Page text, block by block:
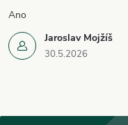
Jaroslav Mojžíš
30.5.2026
Ano